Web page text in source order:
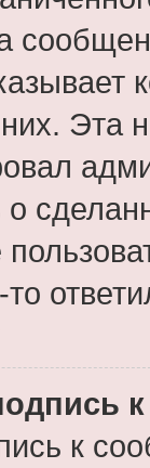
Эта
о
к